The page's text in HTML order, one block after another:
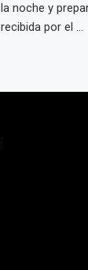
la noche y
recibida por el ...